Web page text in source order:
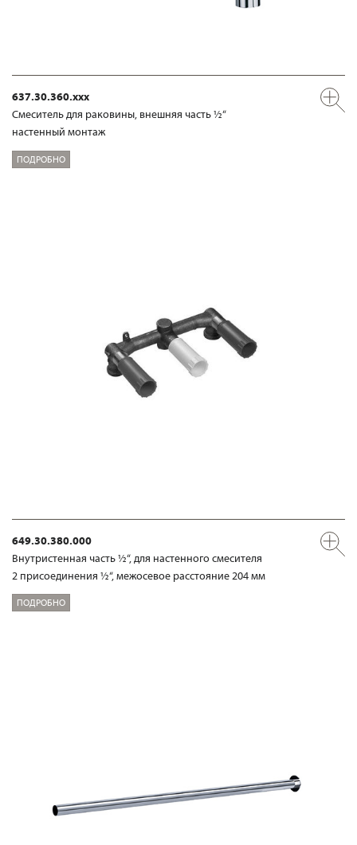
637.30.360.xxx
Смеситель для раковины, внешняя часть ½“
настенный монтаж
ПОДРОБНО
649.30.380.000
Внутристенная часть ½“, для настенного смесителя
2 присоединения ½“, межосевое расстояние 204 мм
ПОДРОБНО